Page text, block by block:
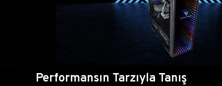
Performansın Tarzıyla Tanış